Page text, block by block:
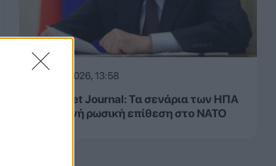
08.08.2026, 13:58
Wall Street Journal: Τα σενάρια των ΗΠΑ
για πιθανή ρωσική επίθεση στο ΝΑΤΟ